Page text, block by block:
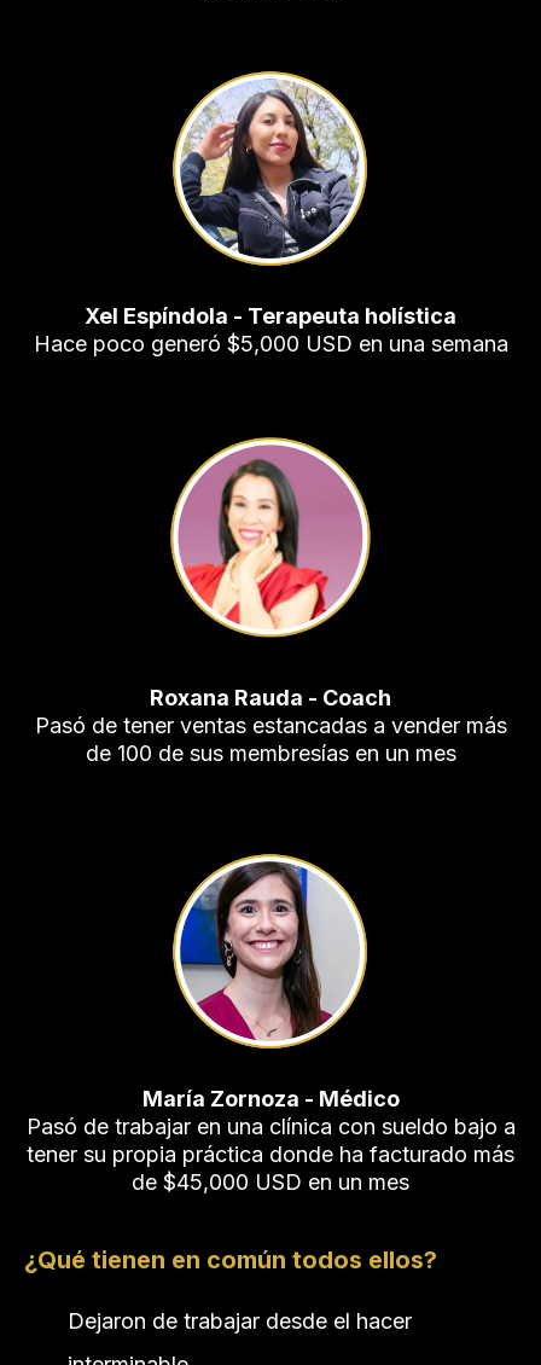
Xel Espíndola - Terapeuta holística
Hace poco generó $5,000 USD en una semana
Roxana Rauda - Coach
Pasó de tener ventas estancadas a vender más
de 100 de sus membresías en un mes
María Zornoza - Médico
Pasó de trabajar en una clínica con sueldo bajo a
tener su propia práctica donde ha facturado más
de $45,000 USD en un mes
¿Qué tienen en común todos ellos?
Dejaron de trabajar desde el hacer